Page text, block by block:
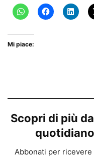
Mi piace:
Scopri di più
Abbonati per